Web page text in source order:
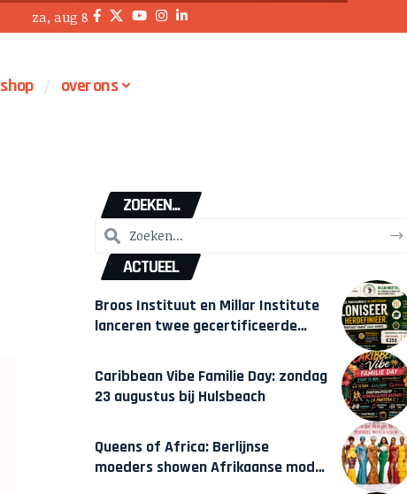
za, aug 8
shop over ons
ZOEKEN...
ACTUEEL
Broos Instituut en Millar Institute
lanceren twee gecertificeerde
Amsterdam
Caribbean Vibe Familie Day: zondag
23 augustus bij Hulsbeach
Queens of Africa: Berlijnse
moeders showen Afrikaanse mode